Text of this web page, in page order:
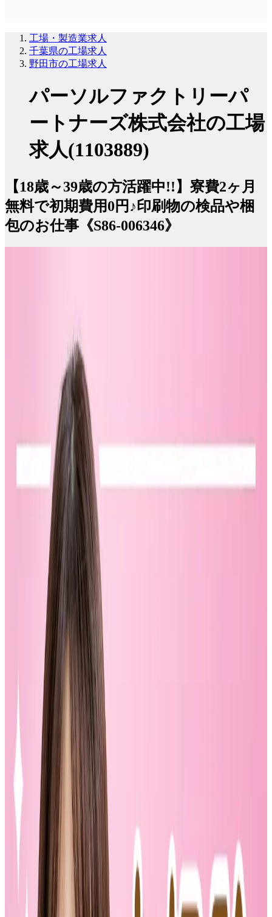
工場・製造業求人
千葉県の工場求人
野田市の工場求人
パーソルファクトリーパ
ートナーズ株式会社の工場
求人(1103889)
【18歳～39歳の方活躍中!!】寮費2ヶ月
無料で初期費用0円♪印刷物の検品や梱
包のお仕事《S86-006346》